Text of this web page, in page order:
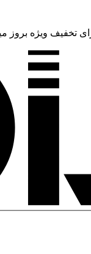
تخفیف ویژه